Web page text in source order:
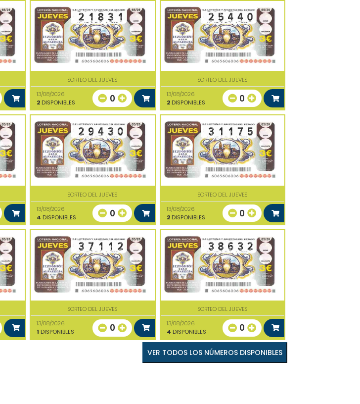
SORTEO DEL JUEVES
13/08/2026
2 DISPONIBLES 0
SORTEO DEL JUEVES
13/08/2026
2DISPONIBLES 0
SORTEO DEL JUEVES
13/08/2026
4 DISPONIBLES 0
SORTEO DEL JUEVES
13/08/2026
2DISPONIBLES 0
SORTEO DEL JUEVES
13/08/2026
1 DISPONIBLES 0
SORTEO DEL JUEVES
13/08/2026
4 DISPONIBLES 0
VER TODOS LOS NÚMEROS DISPONIBLES